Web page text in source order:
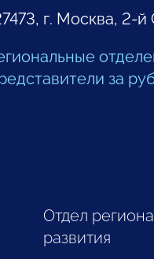
г. Москва, 2-
за
Отдел
развития